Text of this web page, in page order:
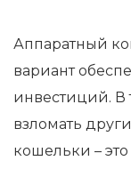
Аппаратный
вариант
инвестиций. В
взломать
кошельки –